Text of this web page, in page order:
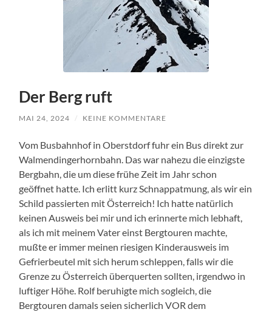
Der Berg ruft
MAI 24, 2024 / KEINE KOMMENTARE
Vom Busbahnhof in Oberstdorf fuhr ein Bus direkt zur
Walmendingerhornbahn. Das war nahezu die einzigste
Bergbahn, die um diese frühe Zeit im Jahr schon
geöffnet hatte. Ich erlitt kurz Schnappatmung, als wir ein
Schild passierten mit Österreich! Ich hatte natürlich
keinen Ausweis bei mir und ich erinnerte mich lebhaft,
als ich mit meinem Vater einst Bergtouren machte,
mußte er immer meinen riesigen Kinderausweis im
Gefrierbeutel mit sich herum schleppen, falls wir die
Grenze zu Österreich überquerten sollten, irgendwo in
luftiger Höhe. Rolf beruhigte mich sogleich, die
Bergtouren damals seien sicherlich VOR dem